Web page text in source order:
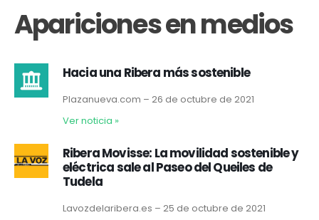
Apariciones en medios
Hacia una Ribera más sostenible
Plazanueva.com – 26 de octubre de 2021
Ver noticia »
Ribera Movisse: La movilidad sostenible y
eléctrica sale al Paseo del Queiles de
Tudela
Lavozdelaribera.es – 25 de octubre de 2021